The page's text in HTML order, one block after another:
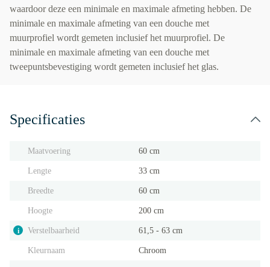
waardoor deze een minimale en maximale afmeting hebben. De
minimale en maximale afmeting van een douche met
muurprofiel wordt gemeten inclusief het muurprofiel. De
minimale en maximale afmeting van een douche met
tweepuntsbevestiging wordt gemeten inclusief het glas.
Specificaties
Maatvoering 60 cm
Lengte 33 cm
Breedte 60 cm
Hoogte 200 cm
i Verstelbaarheid 61,5 - 63 cm
Kleurnaam Chroom